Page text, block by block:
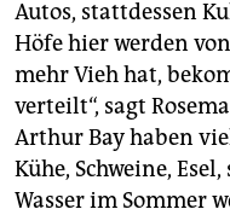
Autos, stattdessen
Höfe hier werden
mehr Vieh hat,
verteilt“, sagt
Arthur Bay haben
Kühe, Schweine,
Wasser im Sommer